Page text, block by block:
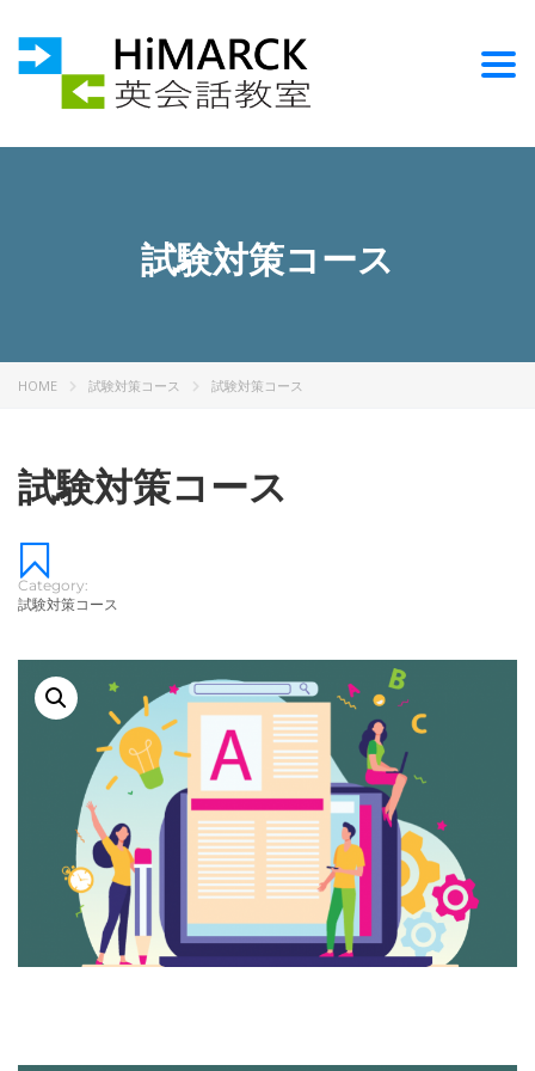
試験対策コース
HOME 試験対策コース 試験対策コース
試験対策コース
Category:
試験対策コース